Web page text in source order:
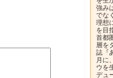
強み
でな
理想
を目
首都
層を
誌『
月に
ウを
デュ